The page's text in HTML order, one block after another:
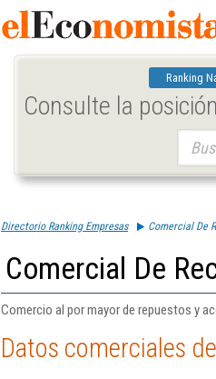
Ranking
Consulte la
Directorio Ranking Empresas Comercial De
Comercial De
Comercio al por mayor de repuestos y
Datos comerciales